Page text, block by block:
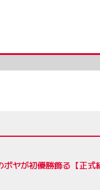
ヤが初優勝飾る【正式